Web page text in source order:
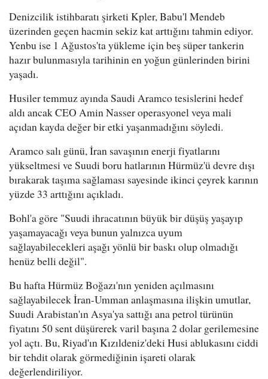
Denizcilik istihbaratı şirketi Kpler, Babu'l Mendeb
üzerinden geçen hacmin sekiz kat arttığını tahmin ediyor.
Yenbu ise 1 Ağustos'ta yükleme için beş süper tankerin
hazır bulunmasıyla tarihinin en yoğun günlerinden birini
yaşadı.
Husiler temmuz ayında Saudi Aramco tesislerini hedef
aldı ancak CEO Amin Nasser operasyonel veya mali
açıdan kayda değer bir etki yaşanmadığını söyledi.
Aramco salı günü, İran savaşının enerji fiyatlarını
yükseltmesi ve Suudi boru hatlarının Hürmüz'ü devre dışı
bırakarak taşıma sağlaması sayesinde ikinci çeyrek karının
yüzde 33 arttığını açıkladı.
Bohl'a göre "Suudi ihracatının büyük bir düşüş yaşayıp
yaşamayacağı veya bunun yalnızca uyum
sağlayabilecekleri aşağı yönlü bir baskı olup olmadığı
henüz belli değil".
Bu hafta Hürmüz Boğazı'nın yeniden açılmasını
sağlayabilecek İran-Umman anlaşmasına ilişkin umutlar,
Suudi Arabistan'ın Asya'ya sattığı ana petrol türünün
fiyatını 50 sent düşürerek varil başına 2 dolar gerilemesine
yol açtı. Bu, Riyad'ın Kızıldeniz'deki Husi ablukasını ciddi
bir tehdit olarak görmediğinin işareti olarak
değerlendiriliyor.